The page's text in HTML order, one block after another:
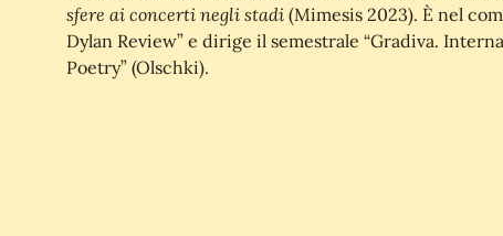
sfere ai concerti negli stadi (Mimesis 2023). È nel
Dylan Review” e dirige il semestrale “Gradiva.
Poetry” (Olschki).